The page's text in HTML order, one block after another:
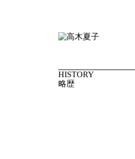
HISTORY
略歴